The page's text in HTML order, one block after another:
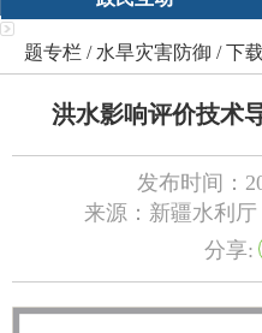
题专栏 /水旱灾害防御 /下
洪水影响评价技术
发布时间：
来源：新疆水利厅
分享: